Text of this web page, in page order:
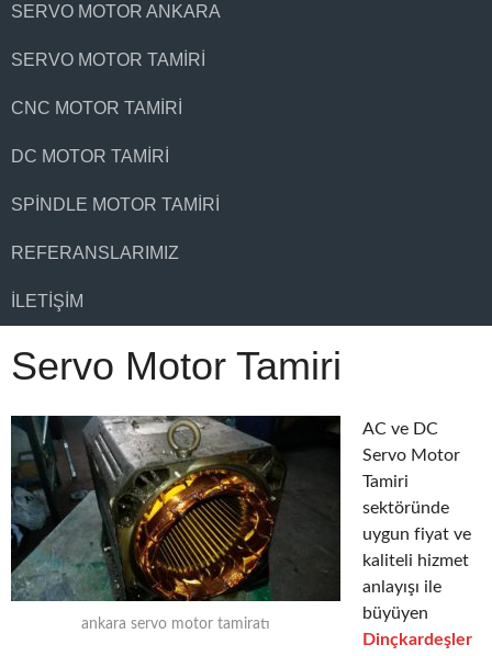
SERVO MOTOR ANKARA
SERVO MOTOR TAMIRI
CNC MOTOR TAMIRI
DC MOTOR TAMIRI
SPINDLE MOTOR TAMIRI
REFERANSLARIMIZ
İLETIŞIM
Servo Motor Tamiri
ankara servo motor tamiratı
AC ve DC
Servo Motor
Tamiri
sektöründe
uygun fiyat ve
kaliteli hizmet
anlayışı ile
büyüyen
Dinçkardeşler